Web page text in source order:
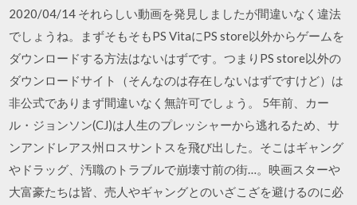
2020/04/14 それらしい動画を発見しましたが間違いなく違法
でしょうね。まずそもそもPS VitaにPS store以外からゲームを
ダウンロードする方法はないはずです。つまりPS store以外の
ダウンロードサイト（そんなのは存在しないはずですけど）は
非公式でありまず間違いなく無許可でしょう。 5年前、カー
ル・ジョンソン(CJ)は人生のプレッシャーから逃れるため、サ
ンアンドレアス州ロスサントスを飛び出した。そこはギャング
やドラッグ、汚職のトラブルで崩壊寸前の街…。映画スターや
大富豪たちは皆、売人やギャングとのいざこざを避けるのに必